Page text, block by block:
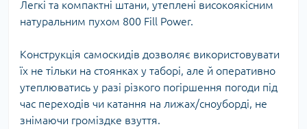
Легкі та компактні штани, утеплені високоякісним
натуральним пухом 800 Fill Power.
Конструкція самоскидів дозволяє використовувати
їх не тільки на стоянках у таборі, але й оперативно
утеплюватись у разі різкого погіршення погоди під
час переходів чи катання на лижах/сноуборді, не
знімаючи громіздке взуття.